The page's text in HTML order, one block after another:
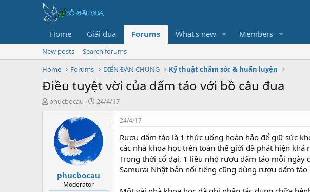
Home Giải đua Forums What's new Members
New posts
Search forums
Home
Forums DIỄN ĐÀN CHUNG Kỹ thuật chăm sóc & huấn luyện
Điều tuyệt vời của dấm táo với bồ câu đua
T
phucbocau
N
y
g
i
24/4/17
phucbocau
Moderator
24/4/17
Rượu dấm táo là 1 thức uống hoàn hảo để giữ sức
các nhà khoa học trên toàn thế giới đã phát hiện khả
Trong thời cổ đại, 1 liều nhỏ rượu dấm táo mỗi ngày
Samurai Nhật bản nổi tiếng cũng dùng rượu dấm